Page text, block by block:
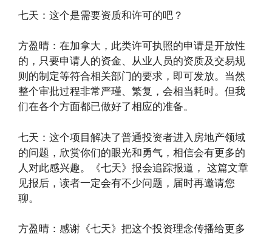
七天：这个是需要资质和许可的吧？
方盈晴：在加拿大，此类许可执照的申请是开放性
的，只要申请人的资金、从业人员的资质及交易规
则的制定等符合相关部门的要求，即可发放。当然
整个审批过程非常严瑾、繁复，会相当耗时。但我
们在各个方面都已做好了相应的准备。
七天：这个项目解决了普通投资者进入房地产领域
的问题，欣赏你们的眼光和勇气，相信会有更多的
人对此感兴趣。《七天》报会追踪报道， 这篇文章
见报后，读者一定会有不少问题，届时再邀请您
聊。
方盈晴：感谢《七天》把这个投资理念传播给更多